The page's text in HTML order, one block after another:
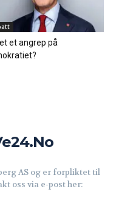
et angrep på
AS og er forpliktet til
oss via e-post her: